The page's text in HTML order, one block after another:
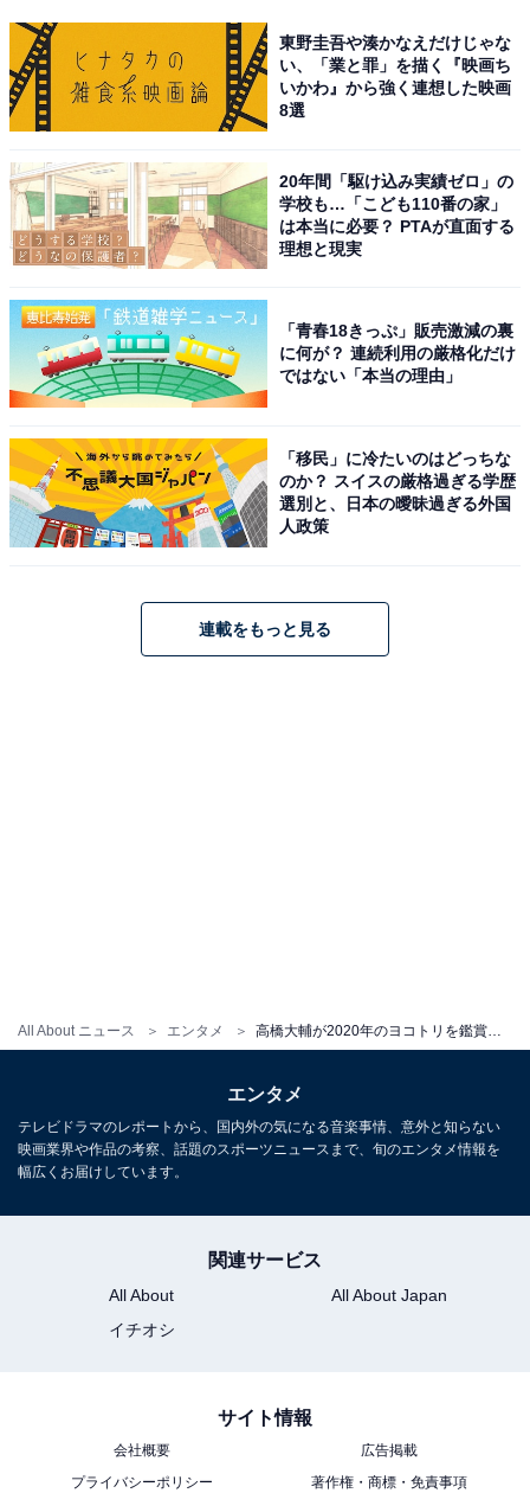
All About ニュース エンタメ
「現在、11月5日まで横浜美術館ほか会場で現代アート
の国際展『ヨコハマトリエンナーレ2017』を開催してい
ます。『トリエンナーレ』とは『3年に一度』という意
ヨコハマトリエンナーレは、いま、この時代のアーティ
ストが豊かな発想力・思いがけない創造力を使って、魅
して、多くの方々が、いま私たちを取り巻いている世
界、人々、私たちの身近な方々について思いを馳せ、ア
ーティストからのメッセージを受け取っていただけた
2020年には、東京五輪・パラ五輪も行われます。スポー
ツの祭典ということで、高橋さんに来ていただきまし
た。高橋さんには、スポーツとアートの世界をつなげて
今回発行する『みらいチケット』は、未来の、2020年の
東野圭吾や湊かなえだけじゃな
い、「業と罪」を描く『映画ち
いかわ』から強く連想した映画
8選
20年間「駆け込み実績ゼロ」の
学校も…「こども110番の家」
は本当に必要？ PTAが直面する
理想と現実
「青春18きっぷ」販売激減の裏
に何が？ 連続利用の厳格化だけ
ではない「本当の理由」
「移民」に冷たいのはどっちな
のか？ スイスの厳格過ぎる学歴
選別と、日本の曖昧過ぎる外国
人政策
連載をもっと見る
エンタメ
テレビドラマのレポートから、国内外の気になる音楽事情、意外と知らない
映画業界や作品の考察、話題のスポーツニュースまで、旬のエンタメ情報を
幅広くお届けしています。
関連サービス
All About
All About Japan
イチオシ
サイト情報
会社概要
広告掲載
プライバシーポリシー
著作権・商標・免責事項